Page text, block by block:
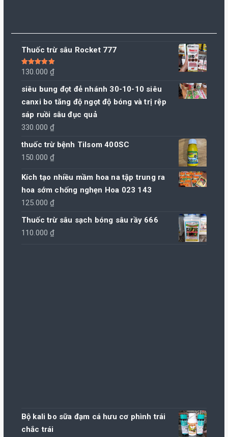
Thuốc trừ sâu Rocket 777
Được xếp
hạng 5.00 5
130.000₫
siêu bung đọt đẻ nhánh 30-10-10 siêu
canxi bo tăng độ ngọt độ bóng và trị rệp
sáp ruồi sâu đục quả
330.000₫
thuốc trừ bệnh Tilsom 400SC
150.000₫
Kích tạo nhiều mầm hoa na tập trung ra
hoa sớm chống nghẹn Hoa 023 143
125.000₫
Thuốc trừ sâu sạch bóng sâu rầy 666
110.000₫
Bộ kali bo sữa đạm cá hưu cơ phình trái
chắc trái